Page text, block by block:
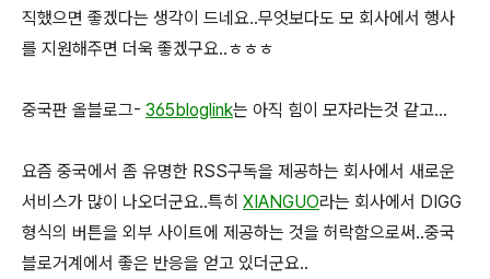
직했으면 좋겠다는 생각이 드네요..무엇보다도 모 회사에서 행사
를 지원해주면 더욱 좋겠구요..ㅎㅎㅎ
중국판 올블로그- 365bloglink는 아직 힘이 모자라는것 같고...
요즘 중국에서 좀 유명한 RSS구독을 제공하는 회사에서 새로운
서비스가 많이 나오더군요..특히 XIANGUO라는 회사에서 DIGG
형식의 버튼을 외부 사이트에 제공하는 것을 허락함으로써..중국
블로거계에서 좋은 반응을 얻고 있더군요..